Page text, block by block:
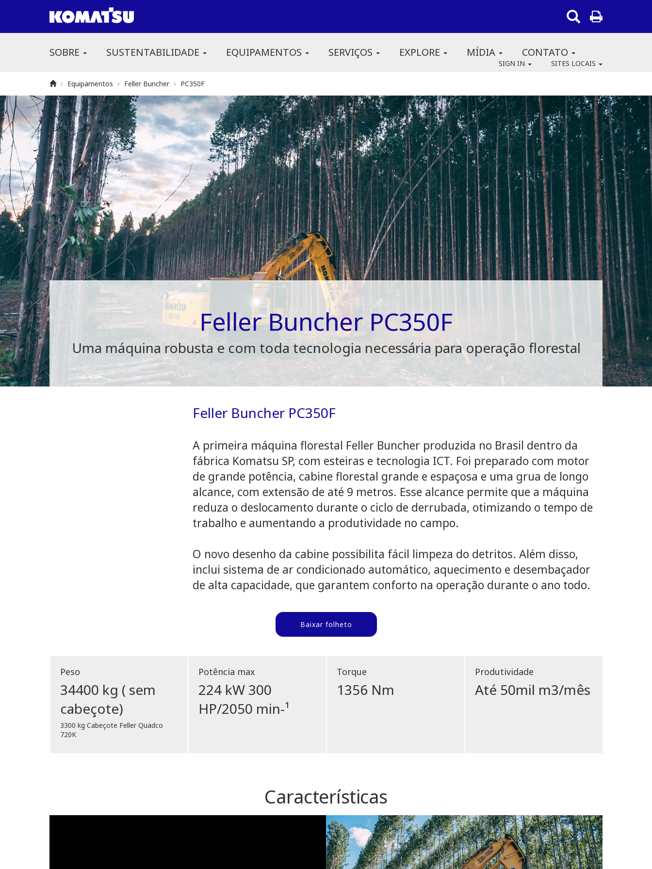
SOBRE SUSTENTABILIDADE EQUIPAMENTOS SERVIÇOS EXPLORE MÍDIA CONTATO
SIGN IN SITES LOCAIS
Equipamentos Feller Buncher PC350F
Feller Buncher PC350F
Uma máquina robusta e com toda tecnologia necessária para operação florestal
Feller Buncher PC350F
A primeira máquina florestal Feller Buncher produzida no Brasil dentro da
fábrica Komatsu SP, com esteiras e tecnologia ICT. Foi preparado com motor
de grande potência, cabine florestal grande e espaçosa e uma grua de longo
alcance, com extensão de até 9 metros. Esse alcance permite que a máquina
reduza o deslocamento durante o ciclo de derrubada, otimizando o tempo de
trabalho e aumentando a produtividade no campo.
O novo desenho da cabine possibilita fácil limpeza do detritos. Além disso,
inclui sistema de ar condicionado automático, aquecimento e desembaçador
de alta capacidade, que garantem conforto na operação durante o ano todo.
Baixar folheto
Peso
34400 kg ( sem
cabeçote)
3300 kg Cabeçote Feller Quadco
720K
Potência max
224 kW 300
HP/2050 min-¹
Torque
1356 Nm
Produtividade
Até 50mil m3/mês
Características